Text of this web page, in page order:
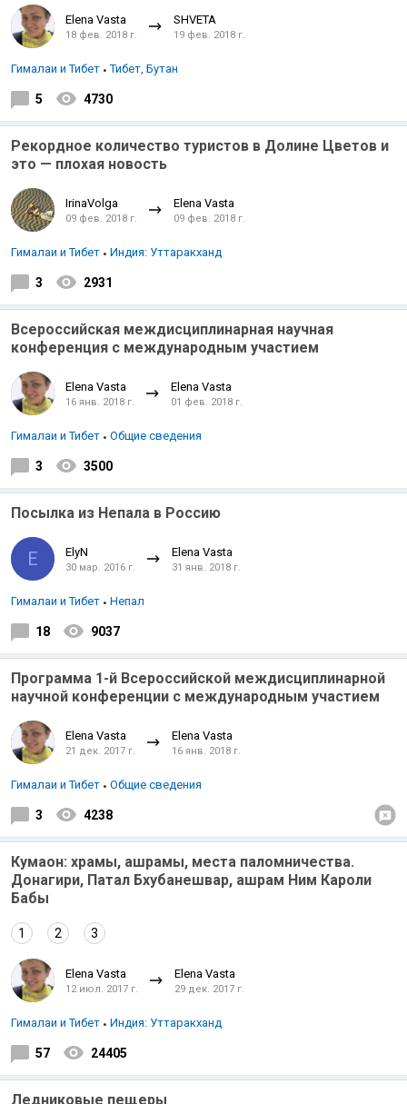
Elena Vasta
18 фев. 2018 г.
SHVETA
19 фев. 2018 г.
Гималаи и Тибет Тибет, Бутан
5 4730
Рекордное количество туристов в Долине Цветов и
это — плохая новость
IrinaVolga
09 фев. 2018 г.
Elena Vasta
09 фев. 2018 г.
Гималаи и Тибет Индия: Уттаракханд
3 2931
Всероссийская междисциплинарная научная
конференция с международным участием
Elena Vasta
16 янв. 2018 г.
Elena Vasta
01 фев. 2018 г.
Гималаи и Тибет Общие сведения
3 3500
Посылка из Непала в Россию
E ElyN
30 мар. 2016 г.
Elena Vasta
31 янв. 2018 г.
Гималаи и Тибет Непал
18 9037
Программа 1-й Всероссийской междисциплинарной
научной конференции с международным участием
Elena Vasta
21 дек. 2017 г.
Elena Vasta
16 янв. 2018 г.
Гималаи и Тибет Общие сведения
3 4238
Кумаон: храмы, ашрамы, места паломничества.
Донагири, Патал Бхубанешвар, ашрам Ним Кароли
Бабы
1 2 3
Elena Vasta
12 июл. 2017 г.
Elena Vasta
29 дек. 2017 г.
Гималаи и Тибет Индия: Уттаракханд
57 24405
Ледниковые пещеры